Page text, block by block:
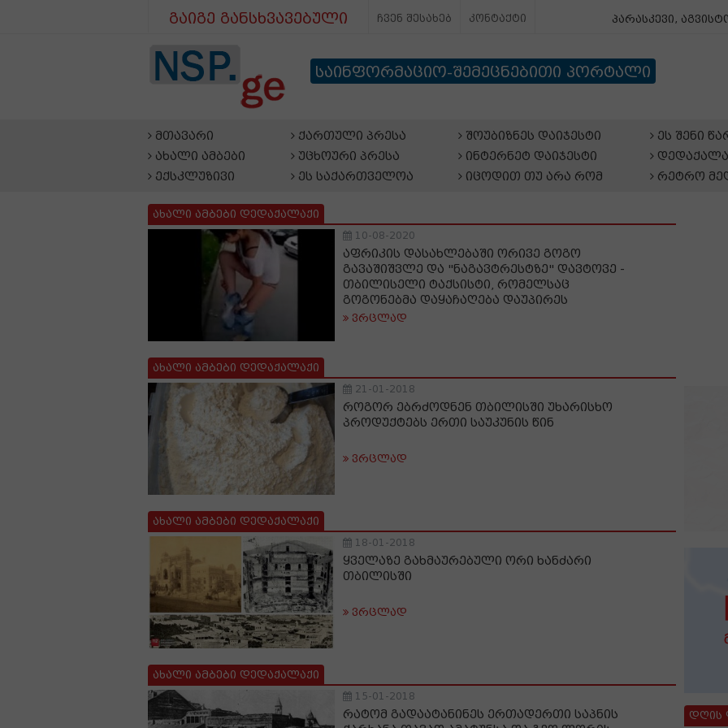
გაიგე განსხვავებული ჩვენ შესახებ კონტაქტი პარასკევი,
საინფორმაციო-შემეცნებითი პორტალი
მთავარი
ახალი ამბები
ექსკლუზივი
ქართული პრესა
უცხოური პრესა
ეს საქართველოა
შოუბიზნეს დაიჯესტი
ინტერნეტ დაიჯესტი
იცოდით თუ არა რომ
ეს შენი
რეტრო
ახალი ამბები დედაქალაქი
10-08-2020
აფრიკის დასახლებაში ორივე გოგო
გავაშიშვლე და "ნაგავტრესტზე" დავტოვე -
თბილისელი ტაქსისტი, რომელსაც
გოგონებმა დაყაჩაღება დაუპირეს
ვრცლად
ახალი ამბები დედაქალაქი
21-01-2018
როგორ ებრძოდნენ თბილისში უხარისხო
პროდუქტებს ერთი საუკუნის წინ
ვრცლად
ახალი ამბები დედაქალაქი
18-01-2018
ყველაზე გახმაურებული ორი ხანძარი
თბილისში
ვრცლად
ახალი ამბები დედაქალაქი
15-01-2018
რატომ გადაატანინეს ერთადერთი საპნის
დღის